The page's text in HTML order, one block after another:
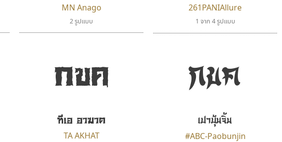
MN Anago
2 รูปแบบ
261PANIAllure
1 จาก 4 รูปแบบ
กขค
ทีเอ อาฆาต
TA AKHAT
กขค
เปาบุ้นจิ้น
#ABC-Paobunjin